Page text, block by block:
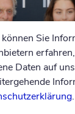
Sie
Daten auf
.